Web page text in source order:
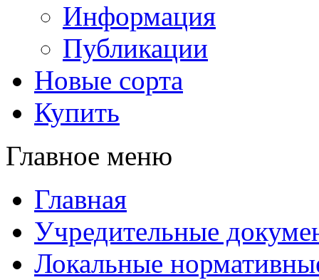
Информация
Публикации
Новые сорта
Купить
Главное меню
Главная
Учредительные
Локальные